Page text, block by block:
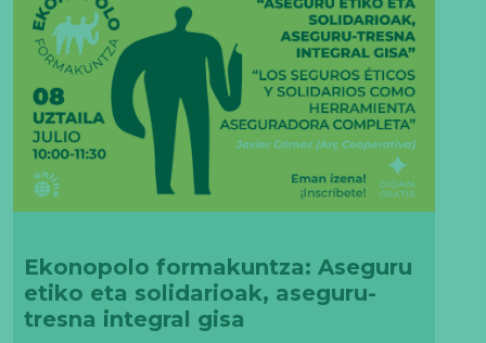
Ekonopolo formakuntza: Aseguru
etiko eta solidarioak, aseguru-
tresna integral gisa